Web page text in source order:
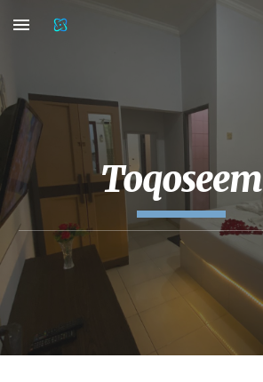
Skip to main content
Toqoseem